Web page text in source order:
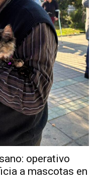
operativo
a mascotas en